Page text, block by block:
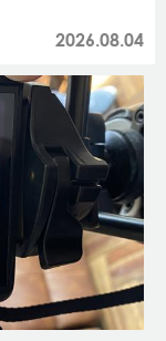
2026.08.04